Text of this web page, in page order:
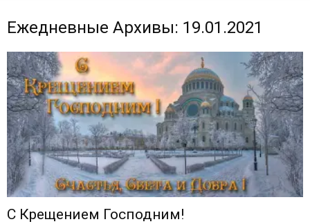
собор
Ежедневные Архивы: 19.01.2021
С Крещением Господним!